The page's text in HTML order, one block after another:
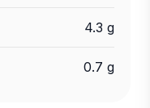
4.3 g
0.7 g